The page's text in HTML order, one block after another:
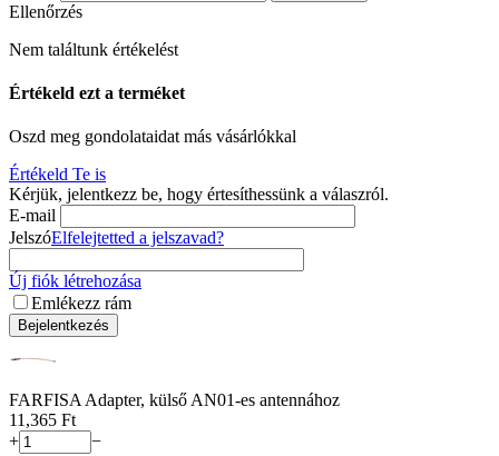
Ellenőrzés
Nem találtunk értékelést
Értékeld ezt a terméket
Oszd meg gondolataidat más vásárlókkal
Értékeld Te is
Kérjük, jelentkezz be, hogy értesíthessünk a válaszról.
E-mail
JelszóElfelejtetted a jelszavad?
Új fiók létrehozása
Emlékezz rám
Bejelentkezés
FARFISA Adapter, külső AN01-es antennához
11,365 Ft
+
−